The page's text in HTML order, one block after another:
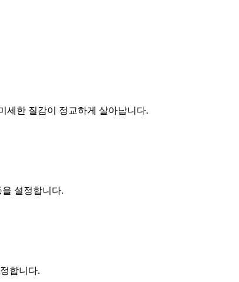
세한 질감이 정교하게 살아납니다.
설정합니다.
합니다.